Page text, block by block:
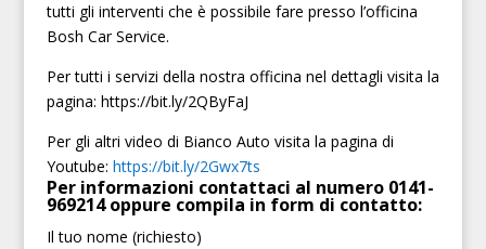
tutti gli interventi che è possibile fare presso l’officina
Bosh Car Service.
Per tutti i servizi della nostra officina nel dettagli visita la
pagina: https://bit.ly/2QByFaJ
Per gli altri video di Bianco Auto visita la pagina di
Youtube: https://bit.ly/2Gwx7ts
Per informazioni contattaci al numero 0141-
969214 oppure compila in form di contatto:
Il tuo nome (richiesto)